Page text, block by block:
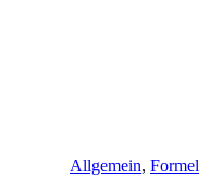
Allgemein, Formel